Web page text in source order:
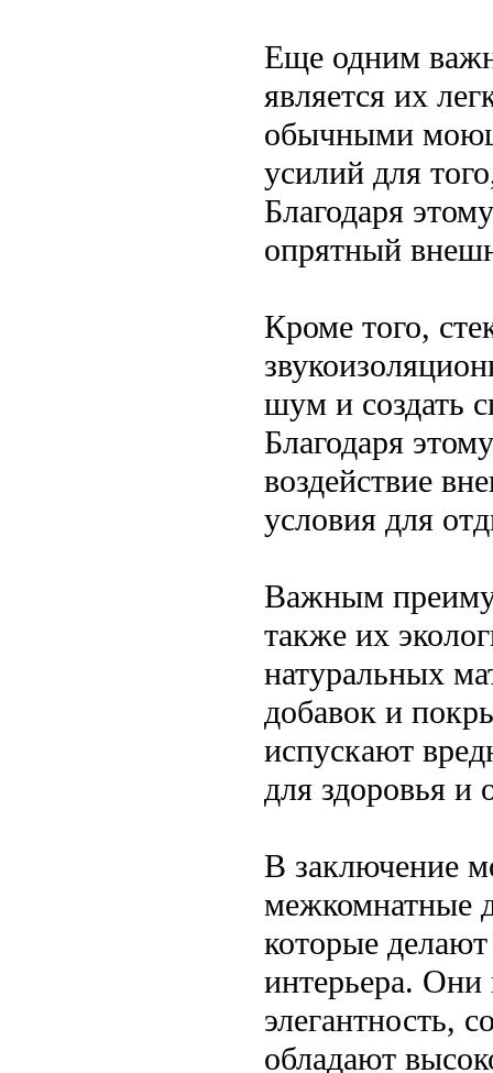
Еще одним
является их
обычными
усилий для
Благодаря
опрятный
Кроме того,
шум и создать
Благодаря
воздействие
условия для
Важным
также их
натуральных
добавок и
испускают
для здоровья
В заключение
межкомнатные
которые
интерьера.
элегантность,
обладают